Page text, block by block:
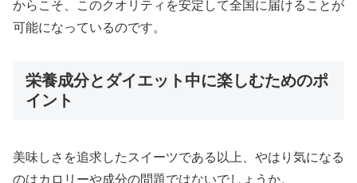
からこそ、このクオリティを安定して全国に届けることが
可能になっているのです。
栄養成分とダイエット中に楽しむためのポ
イント
美味しさを追求したスイーツである以上、やはり気になる
のはカロリーや成分の問題ではないでしょうか。